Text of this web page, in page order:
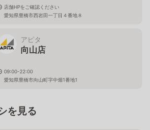
店舗HPをご確認ください
愛知県豊橋市西岩田一丁目４番地８
アピタ
向山店
09:00-22:00
愛知県豊橋市向山町字中畑1番地1
を見る